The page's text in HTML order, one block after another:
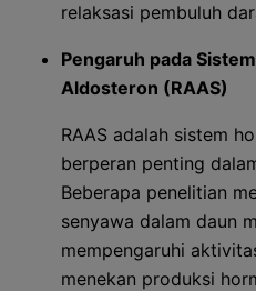
relaksasi pembuluh
Pengaruh pada
Aldosteron (RAAS)
RAAS adalah sistem
berperan penting
Beberapa penelitian
senyawa dalam daun
mempengaruhi
menekan produksi